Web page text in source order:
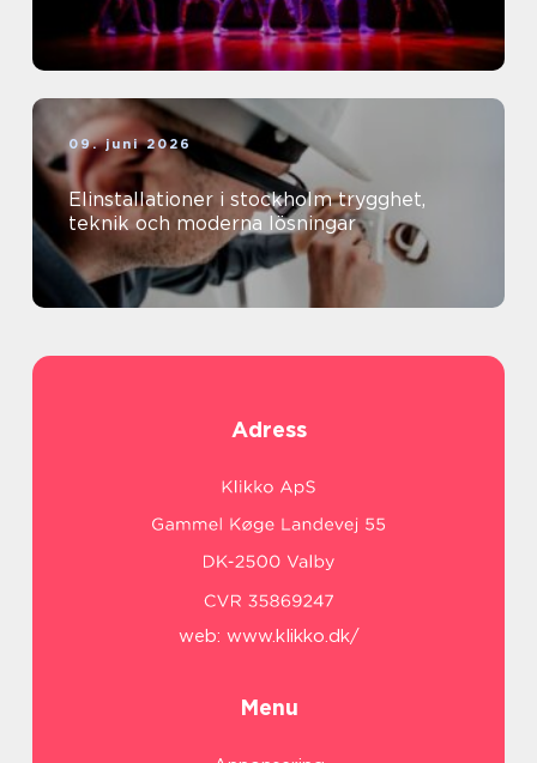
09. juni 2026
Elinstallationer i stockholm trygghet,
teknik och moderna lösningar
Adress
web: www.klikko.dk/
Menu